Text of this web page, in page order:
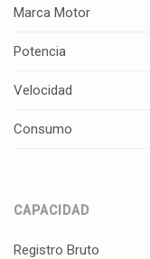
Marca Motor
Potencia
Velocidad
Consumo
CAPACIDAD
Registro Bruto